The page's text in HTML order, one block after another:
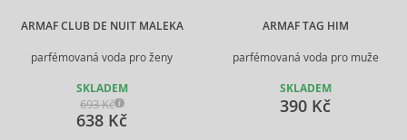
ARMAF CLUB DE NUIT MALEKA
parfémovaná voda pro ženy
SKLADEM
693 Kč
638 Kč
ARMAF TAG HIM
parfémovaná voda pro muže
SKLADEM
390 Kč